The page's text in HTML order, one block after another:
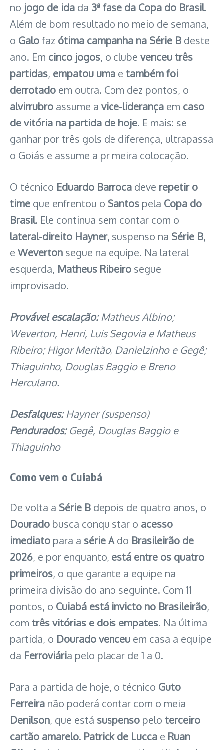
no jogo de ida da 3ª fase da Copa do Brasil.
Além de bom resultado no meio de semana,
o Galofaz ótima campanha na Série B deste
ano. Em cinco jogos, o clube venceu três
partidas, empatou uma e também foi
derrotado em outra. Com dez pontos, o
alvirrubro assume a vice-liderança em caso
de vitória na partida de hoje. E mais: se
ganhar por três gols de diferença, ultrapassa
o Goiás e assume a primeira colocação.
O técnico Eduardo Barroca deve repetir o
time que enfrentou o Santos pela Copa do
Brasil. Ele continua sem contar com o
lateral-direito Hayner, suspenso na Série B,
e Weverton segue na equipe. Na lateral
esquerda, Matheus Ribeiro segue
improvisado.
Provável escalação: Matheus Albino;
Weverton, Henri, Luis Segovia e Matheus
Ribeiro; Higor Meritão, Danielzinho e Gegê;
Thiaguinho, Douglas Baggio e Breno
Herculano.
Desfalques: Hayner (suspenso)
Pendurados: Gegê, Douglas Baggio e
Thiaguinho
Como vem o Cuiabá
De volta a Série B depois de quatro anos, o
Dourado busca conquistar o acesso
imediato para a série A do Brasileirão de
2026, e por enquanto, está entre os quatro
primeiros, o que garante a equipe na
primeira divisão do ano seguinte. Com 11
pontos, o Cuiabá está invicto no Brasileirão,
com três vitórias e dois empates. Na última
partida, o Douradovenceu em casa a equipe
da Ferroviária pelo placar de 1 a 0.
Para a partida de hoje, o técnico Guto
Ferreira não poderá contar com o meia
Denilson, que está suspenso pelo terceiro
cartão amarelo. Patrick de Lucca e Ruan